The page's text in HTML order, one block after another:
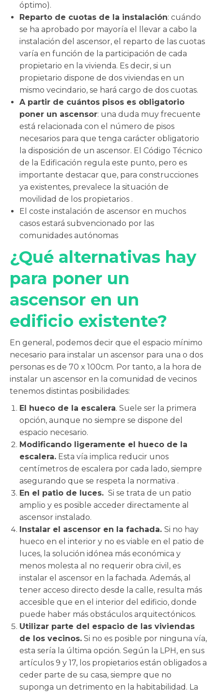
óptimo).
Reparto de cuotas de la instalación: cuándo
se ha aprobado por mayoría el llevar a cabo la
instalación del ascensor, el reparto de las cuotas
varía en función de la participación de cada
propietario en la vivienda. Es decir, si un
propietario dispone de dos viviendas en un
mismo vecindario, se hará cargo de dos cuotas.
A partir de cuántos pisos es obligatorio
poner un ascensor: una duda muy frecuente
está relacionada con el número de pisos
necesarios para que tenga carácter obligatorio
la disposición de un ascensor. El Código Técnico
de la Edificación regula este punto, pero es
importante destacar que, para construcciones
ya existentes, prevalece la situación de
movilidad de los propietarios .
El coste instalación de ascensor en muchos
casos estará subvencionado por las
comunidades autónomas
¿Qué alternativas hay
para poner un
ascensor en un
edificio existente?
En general, podemos decir que el espacio mínimo
necesario para instalar un ascensor para una o dos
personas es de 70 x 100cm. Por tanto, a la hora de
instalar un ascensor en la comunidad de vecinos
tenemos distintas posibilidades:
El hueco de la escalera. Suele ser la primera
opción, aunque no siempre se dispone del
espacio necesario.
Modificando ligeramente el hueco de la
escalera. Esta vía implica reducir unos
centímetros de escalera por cada lado, siempre
asegurando que se respeta la normativa .
En el patio de luces. Si se trata de un patio
amplio y es posible acceder directamente al
ascensor instalado.
Instalar el ascensor en la fachada. Si no hay
hueco en el interior y no es viable en el patio de
luces, la solución idónea más económica y
menos molesta al no requerir obra civil, es
instalar el ascensor en la fachada. Además, al
tener acceso directo desde la calle, resulta más
accesible que en el interior del edificio, donde
puede haber más obstáculos arquitectónicos.
Utilizar parte del espacio de las viviendas
de los vecinos. Si no es posible por ninguna vía,
esta sería la última opción. Según la LPH, en sus
artículos 9 y 17, los propietarios están obligados a
ceder parte de su casa, siempre que no
suponga un detrimento en la habitabilidad. La